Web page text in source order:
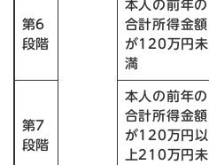
第6
段階
本人の前年の
合計所得金額
が120万円未
満
第7
段階
本人の前年の
合計所得金額
が120万円以
上210万円未